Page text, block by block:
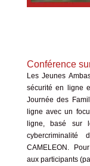
Conférence
Les Jeunes
sécurité en ligne
Journée des
ligne avec un
ligne, basé sur
CAMELEON.
aux participants